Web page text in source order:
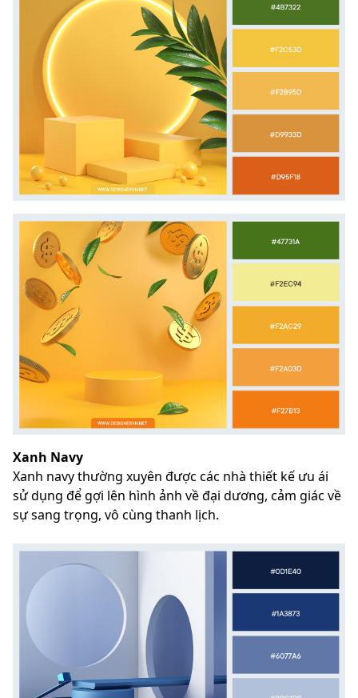
Xanh Navy
Xanh navy thường xuyên được các nhà thiết kế ưu ái
sử dụng để gợi lên hình ảnh về đại dương, cảm giác về
sự sang trọng, vô cùng thanh lịch.